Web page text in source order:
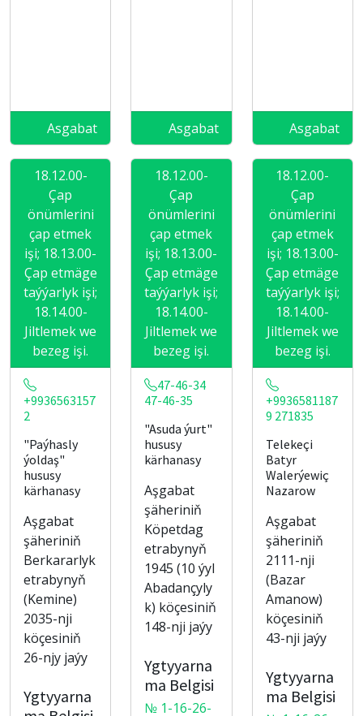
Asgabat Asgabat Asgabat
18.12.00-
Çap
önümlerini
çap etmek
işi; 18.13.00-
Çap etmäge
taýýarlyk işi;
18.14.00-
Jiltlemek we
bezeg işi.
+9936563157
2
"Paýhasly
ýoldaş"
hususy
kärhanasy
Aşgabat
şäheriniň
Berkararlyk
etrabynyň
(Kemine)
2035-nji
köçesiniň
26-njy jaýy
Ygtyyarna
18.12.00-
Çap
önümlerini
çap etmek
işi; 18.13.00-
Çap etmäge
taýýarlyk işi;
18.14.00-
Jiltlemek we
bezeg işi.
47-46-34
47-46-35
"Asuda ýurt"
hususy
kärhanasy
Aşgabat
şäheriniň
Köpetdag
etrabynyň
1945 (10 ýyl
Abadançyly
k) köçesiniň
148-nji jaýy
Ygtyyarna
ma Belgisi
№ 1-16-26-
18.12.00-
Çap
önümlerini
çap etmek
işi; 18.13.00-
Çap etmäge
taýýarlyk işi;
18.14.00-
Jiltlemek we
bezeg işi.
+9936581187
9 271835
Telekeçi
Batyr
Walerýewiç
Nazarow
Aşgabat
şäheriniň
2111-nji
(Bazar
Amanow)
köçesiniň
43-nji jaýy
Ygtyyarna
ma Belgisi